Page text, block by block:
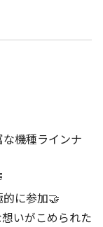
機種ラインナ
に参加🤝
想いがこめられた